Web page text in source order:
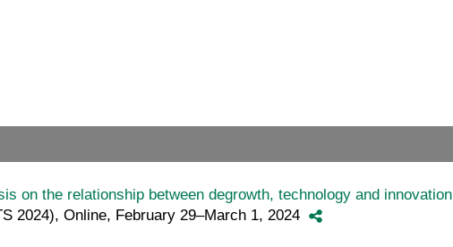
on the relationship between degrowth, technology and innovation
2024), Online, February 29–March 1, 2024